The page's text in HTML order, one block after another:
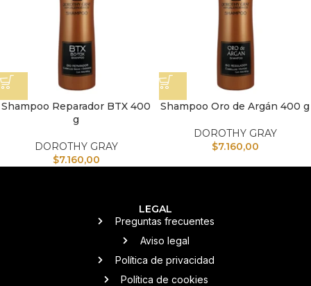
Shampoo Reparador BTX 400
g
DOROTHY GRAY
$7.160,00
Shampoo Oro de Argán 400 g
DOROTHY GRAY
$7.160,00
LEGAL
Preguntas frecuentes
Aviso legal
Política de privacidad
Política de cookies